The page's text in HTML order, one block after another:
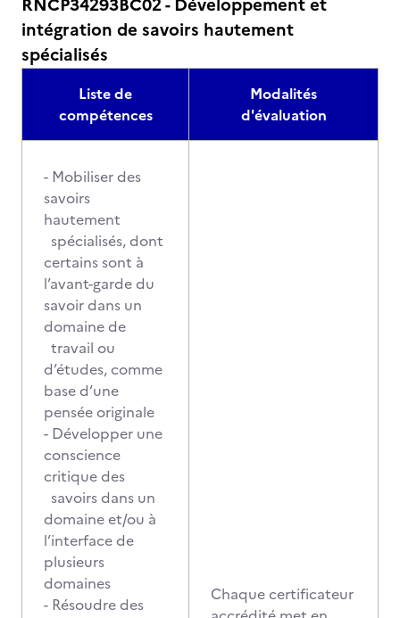
intégration de savoirs hautement
spécialisés
Liste de
compétences
Modalités
d'évaluation
- Mobiliser des
savoirs
hautement
spécialisés, dont
certains sont à
l’avant-garde du
savoir dans un
domaine de
travail ou
d’études, comme
base d’une
pensée originale
- Développer une
conscience
critique des
savoirs dans un
domaine et/ou à
l’interface de
plusieurs
domaines
- Résoudre des
Chaque certificateur